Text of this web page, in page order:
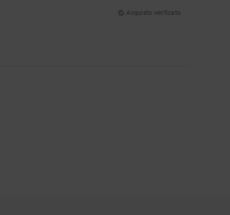
Acquisto verificato